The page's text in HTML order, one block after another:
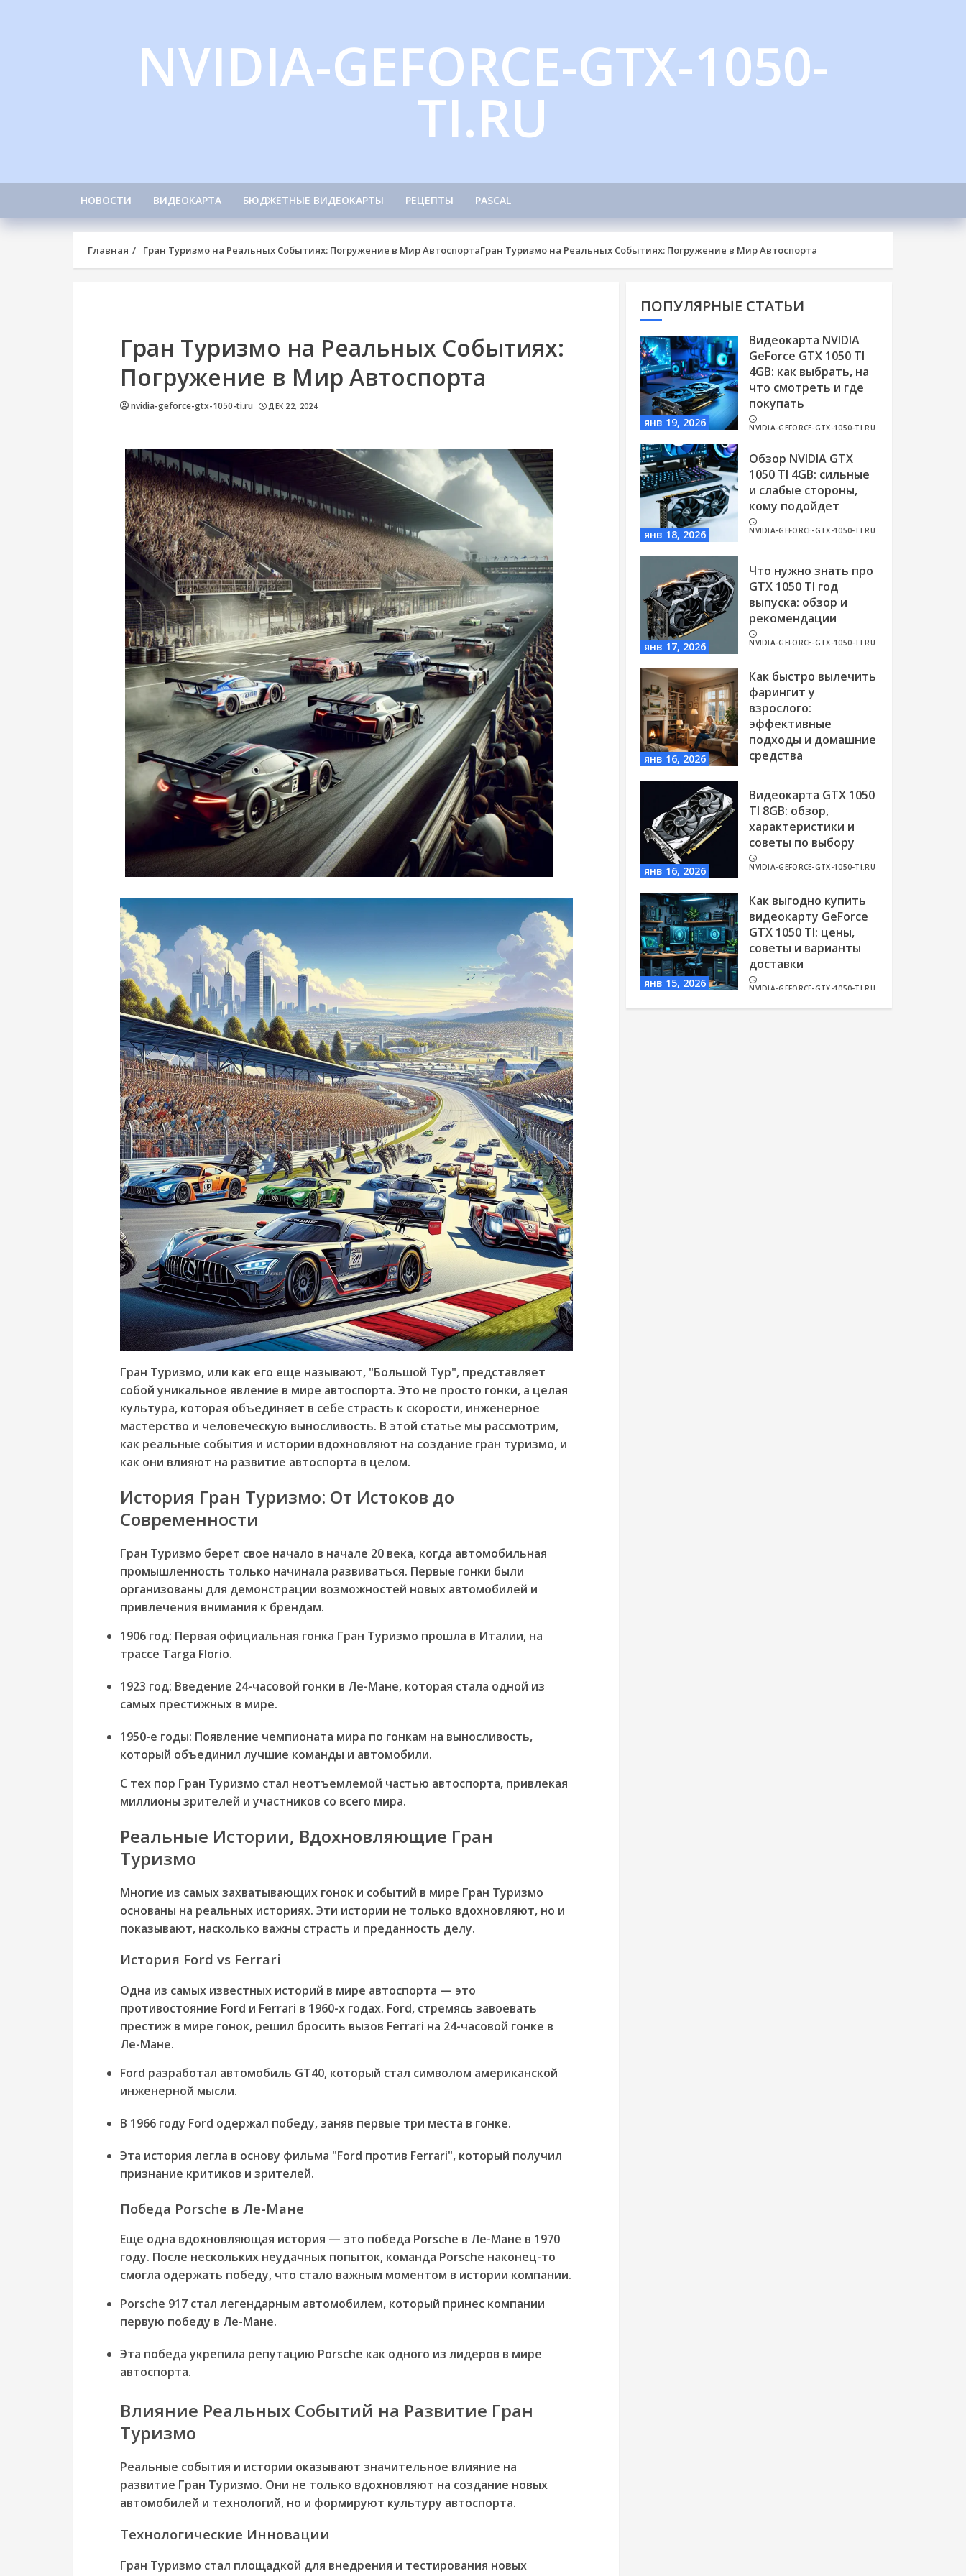
NVIDIA-GEFORCE-GTX-1050-
TI.RU
НОВОСТИ ВИДЕОКАРТА БЮДЖЕТНЫЕ ВИДЕОКАРТЫ РЕЦЕПТЫ PASCAL
Главная Гран Туризмо на Реальных Событиях: Погружение в Мир АвтоспортаГран Туризмо на Реальных Событиях: Погружение в Мир Автоспорта
Гран Туризмо на Реальных Событиях:
Погружение в Мир Автоспорта
nvidia-geforce-gtx-1050-ti.ru ДЕК 22, 2024
Гран Туризмо, или как его еще называют, "Большой Тур", представляет
собой уникальное явление в мире автоспорта. Это не просто гонки, а целая
культура, которая объединяет в себе страсть к скорости, инженерное
мастерство и человеческую выносливость. В этой статье мы рассмотрим,
как реальные события и истории вдохновляют на создание гран туризмо, и
как они влияют на развитие автоспорта в целом.
История Гран Туризмо: От Истоков до
Современности
Гран Туризмо берет свое начало в начале 20 века, когда автомобильная
промышленность только начинала развиваться. Первые гонки были
организованы для демонстрации возможностей новых автомобилей и
привлечения внимания к брендам.
1906 год: Первая официальная гонка Гран Туризмо прошла в Италии, на
трассе Targa Florio.
1923 год: Введение 24-часовой гонки в Ле-Мане, которая стала одной из
самых престижных в мире.
1950-е годы: Появление чемпионата мира по гонкам на выносливость,
который объединил лучшие команды и автомобили.
С тех пор Гран Туризмо стал неотъемлемой частью автоспорта, привлекая
миллионы зрителей и участников со всего мира.
Реальные Истории, Вдохновляющие Гран
Туризмо
Многие из самых захватывающих гонок и событий в мире Гран Туризмо
основаны на реальных историях. Эти истории не только вдохновляют, но и
показывают, насколько важны страсть и преданность делу.
История Ford vs Ferrari
Одна из самых известных историй в мире автоспорта — это
противостояние Ford и Ferrari в 1960-х годах. Ford, стремясь завоевать
престиж в мире гонок, решил бросить вызов Ferrari на 24-часовой гонке в
Ле-Мане.
Ford разработал автомобиль GT40, который стал символом американской
инженерной мысли.
В 1966 году Ford одержал победу, заняв первые три места в гонке.
Эта история легла в основу фильма "Ford против Ferrari", который получил
признание критиков и зрителей.
Победа Porsche в Ле-Мане
Еще одна вдохновляющая история — это победа Porsche в Ле-Мане в 1970
году. После нескольких неудачных попыток, команда Porsche наконец-то
смогла одержать победу, что стало важным моментом в истории компании.
Porsche 917 стал легендарным автомобилем, который принес компании
первую победу в Ле-Мане.
Эта победа укрепила репутацию Porsche как одного из лидеров в мире
автоспорта.
Влияние Реальных Событий на Развитие Гран
Туризмо
Реальные события и истории оказывают значительное влияние на
развитие Гран Туризмо. Они не только вдохновляют на создание новых
автомобилей и технологий, но и формируют культуру автоспорта.
Технологические Инновации
Гран Туризмо стал площадкой для внедрения и тестирования новых
ПОПУЛЯРНЫЕ СТАТЬИ
янв 19, 2026
Видеокарта NVIDIA
GeForce GTX 1050 TI
4GB: как выбрать, на
что смотреть и где
покупать
NVIDIA-GEFORCE-GTX-1050-TI.RU
янв 18, 2026
Обзор NVIDIA GTX
1050 TI 4GB: сильные
и слабые стороны,
кому подойдет
NVIDIA-GEFORCE-GTX-1050-TI.RU
янв 17, 2026
Что нужно знать про
GTX 1050 TI год
выпуска: обзор и
рекомендации
NVIDIA-GEFORCE-GTX-1050-TI.RU
янв 16, 2026
Как быстро вылечить
фарингит у
взрослого:
эффективные
подходы и домашние
средства
янв 16, 2026
Видеокарта GTX 1050
TI 8GB: обзор,
характеристики и
советы по выбору
NVIDIA-GEFORCE-GTX-1050-TI.RU
янв 15, 2026
Как выгодно купить
видеокарту GeForce
GTX 1050 TI: цены,
советы и варианты
доставки
NVIDIA-GEFORCE-GTX-1050-TI.RU